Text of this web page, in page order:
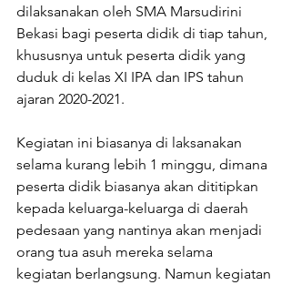
dilaksanakan oleh SMA Marsudirini
Bekasi bagi peserta didik di tiap tahun,
khususnya untuk peserta didik yang
duduk di kelas XI IPA dan IPS tahun
ajaran 2020-2021.
Kegiatan ini biasanya di laksanakan
selama kurang lebih 1 minggu, dimana
peserta didik biasanya akan dititipkan
kepada keluarga-keluarga di daerah
pedesaan yang nantinya akan menjadi
orang tua asuh mereka selama
kegiatan berlangsung. Namun kegiatan